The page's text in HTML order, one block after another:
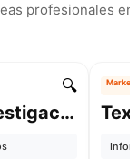
profesionales en
🔍
Motor de investigación